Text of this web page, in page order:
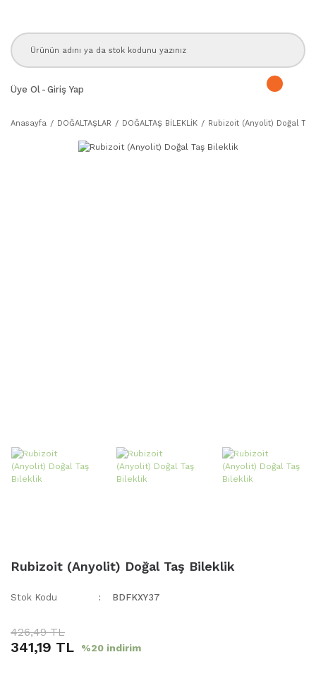
Üye Ol - Giriş Yap
Anasayfa DOĞALTAŞLAR DOĞALTAŞ BİLEKLİK Rubizoit (Anyolit) Doğal
Rubizoit (Anyolit) Doğal Taş Bileklik
Stok Kodu BDFKXY37
426,49 TL
341,19 TL %20 indirim